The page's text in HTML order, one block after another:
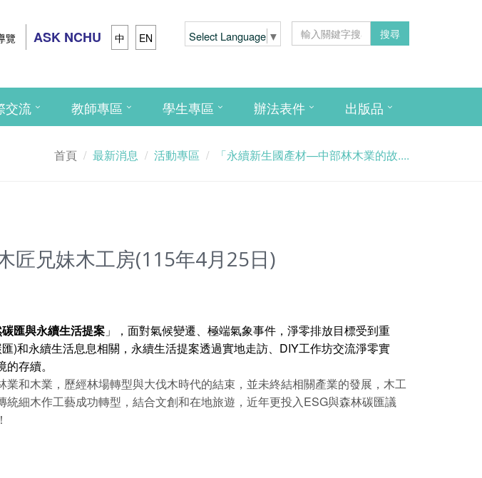
覽 ASK NCHU 中 EN Select Language ▼ 搜尋
交流 教師專區 學生專區 辦法表件 出版品
首頁 最新消息 活動專區 「永續新生國產材—中部林木業的故....
匠兄妹木工房(115年4月25日)
碳匯與永續生活提案 」，面對氣候變遷、極端氣象事件，淨零排放目標受到重
)和永續生活息息相關，永續生活提案透過實地走訪、DIY工作坊交流淨零實
存續。
業和木業，歷經林場轉型與大伐木時代的結束，並未終結相關產業的發展，木工
細木作工藝成功轉型，結合文創和在地旅遊，近年更投入ESG與森林碳匯議